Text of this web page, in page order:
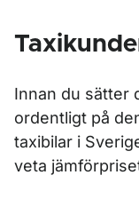
Innan du sätter
ordentligt på
taxibilar i
veta